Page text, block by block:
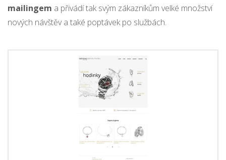
mailingem a přivádí tak svým zákazníkům velké množství
nových návštěv a také poptávek po službách.